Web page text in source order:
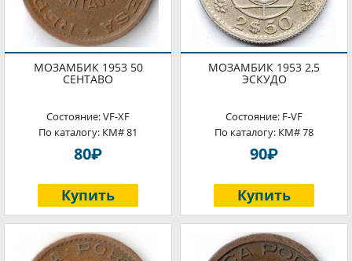
МОЗАМБИК 1953 50
СЕНТАВО
Состояние: VF-XF
По каталогу: КМ# 81
80P
Купить
МОЗАМБИК 1953 2,5
ЭСКУДО
Состояние: F-VF
По каталогу: КМ# 78
90P
Купить